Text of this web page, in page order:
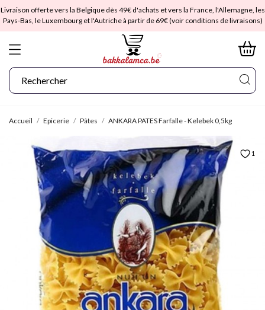
Livraison offerte vers la Belgique dès 49€ d'achats et vers la France, l'Allemagne, les
Pays-Bas, le Luxembourg et l'Autriche à partir de 69€ (voir conditions de livraisons)
Accueil Epicerie Pâtes ANKARA PATES Farfalle - Kelebek 0,5kg
1